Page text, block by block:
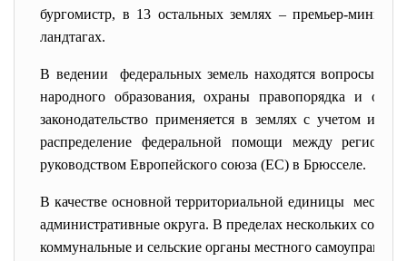
бургомистр, в 13 остальных землях – премьер-
ландтагах.
В ведении федеральных земель находятся вопросы
народного образования, охраны правопорядка и
законодательство применяется в землях с учетом их
распределение федеральной помощи между
руководством Европейского союза (ЕС) в Брюсселе.
В качестве основной территориальной единицы
административные округа. В пределах нескольких сотен
коммунальные и сельские органы местного